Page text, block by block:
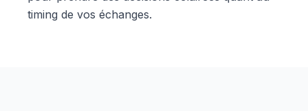
timing de vos échanges.